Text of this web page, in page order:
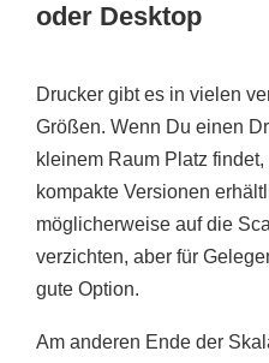
oder Desktop
Drucker gibt es in vielen
Größen. Wenn Du einen
kleinem Raum Platz
kompakte Versionen
möglicherweise auf die
verzichten, aber für
gute Option.
Am anderen Ende der